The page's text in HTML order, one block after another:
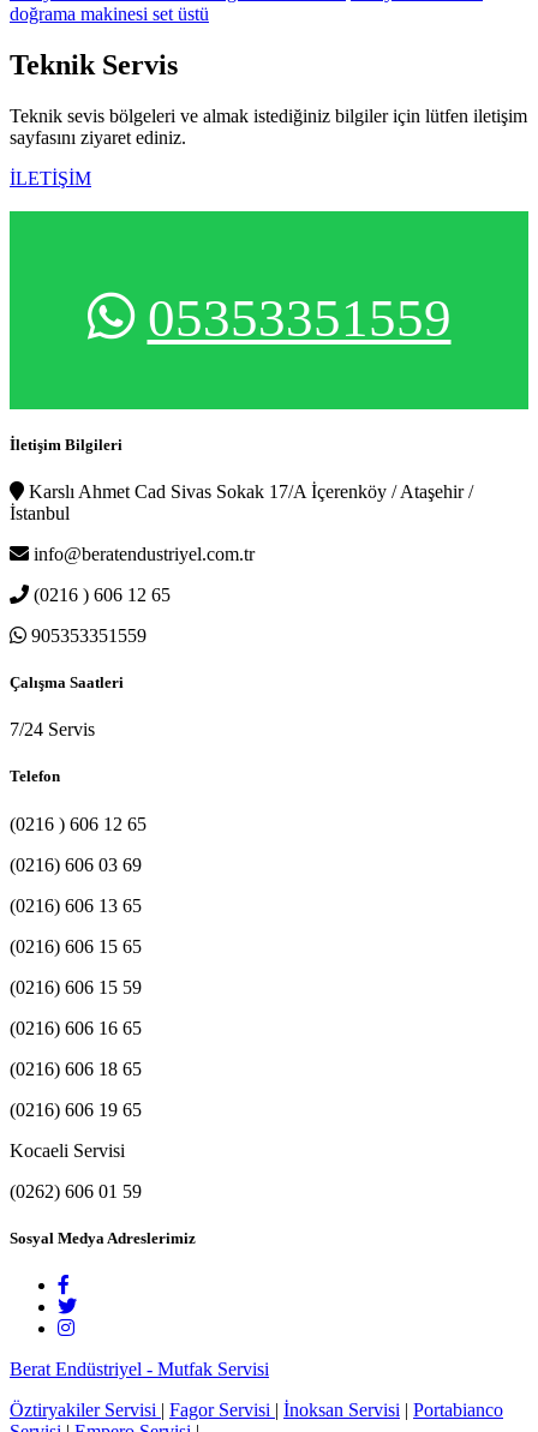
doğrama makinesi set üstü
Teknik Servis
Teknik sevis bölgeleri ve almak istediğiniz bilgiler için lütfen iletişim
sayfasını ziyaret ediniz.
İLETİŞİM
05353351559
İletişim Bilgileri
Karslı Ahmet Cad Sivas Sokak 17/A İçerenköy / Ataşehir /
İstanbul
info@beratendustriyel.com.tr
(0216 ) 606 12 65
905353351559
Çalışma Saatleri
7/24 Servis
Telefon
(0216 ) 606 12 65
(0216) 606 03 69
(0216) 606 13 65
(0216) 606 15 65
(0216) 606 15 59
(0216) 606 16 65
(0216) 606 18 65
(0216) 606 19 65
Kocaeli Servisi
(0262) 606 01 59
Sosyal Medya Adreslerimiz
Berat Endüstriyel - Mutfak Servisi
Öztiryakiler Servisi | Fagor Servisi | İnoksan Servisi | Portabianco